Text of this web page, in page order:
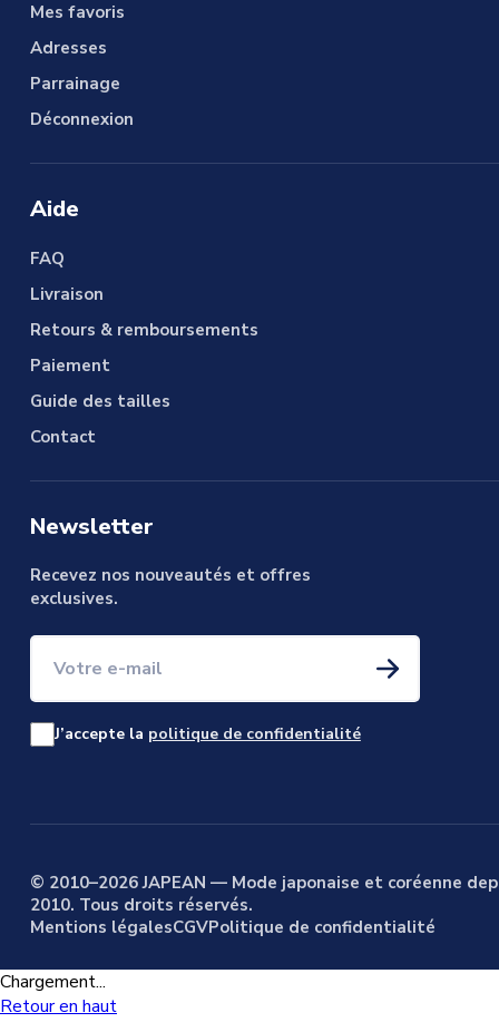
Mes favoris
Adresses
Parrainage
Déconnexion
Aide
FAQ
Livraison
Retours & remboursements
Paiement
Guide des tailles
Contact
Newsletter
Recevez nos nouveautés et offres
exclusives.
J’accepte la politique de confidentialité
© 2010–2026 JAPEAN — Mode japonaise et coréenne
2010. Tous droits réservés.
Mentions légalesCGVPolitique de confidentialité
Chargement...
Retour en haut